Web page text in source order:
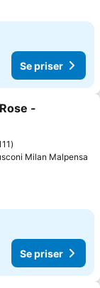
Se priser
-
Milan Malpensa
Se priser